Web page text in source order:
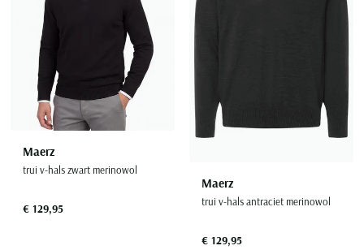
Maerz
trui v-hals zwart merinowol
€ 129,95
Maerz
trui v-hals antraciet merinowol
€ 129,95